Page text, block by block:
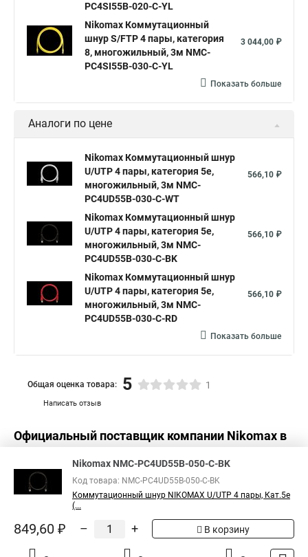
PC4SI55B-020-C-YL
Nikomax Коммутационный
шнур S/FTP 4 пары, категория
8, многожильный, 3м NMC-
PC4SI55B-030-C-YL
3 044,00 ₽
Показать больше
Аналоги по цене
Nikomax Коммутационный шнур
U/UTP 4 пары, категория 5е,
многожильный, 3м NMC-
PC4UD55B-030-C-WT
566,10 ₽
Nikomax Коммутационный шнур
U/UTP 4 пары, категория 5е,
многожильный, 3м NMC-
PC4UD55B-030-C-BK
566,10 ₽
Nikomax Коммутационный шнур
U/UTP 4 пары, категория 5е,
многожильный, 3м NMC-
PC4UD55B-030-C-RD
566,10 ₽
Показать больше
Написать отзыв
Общая оценка товара: 5 1
Официальный поставщик компании Nikomax в
Nikomax NMC-PC4UD55B-050-C-BK
Код товара: NMC-PC4UD55B-050-C-BK
Коммутационный шнур NIKOMAX U/UTP 4 пары, Кат.5е
(...
849,60 ₽ – + В корзину